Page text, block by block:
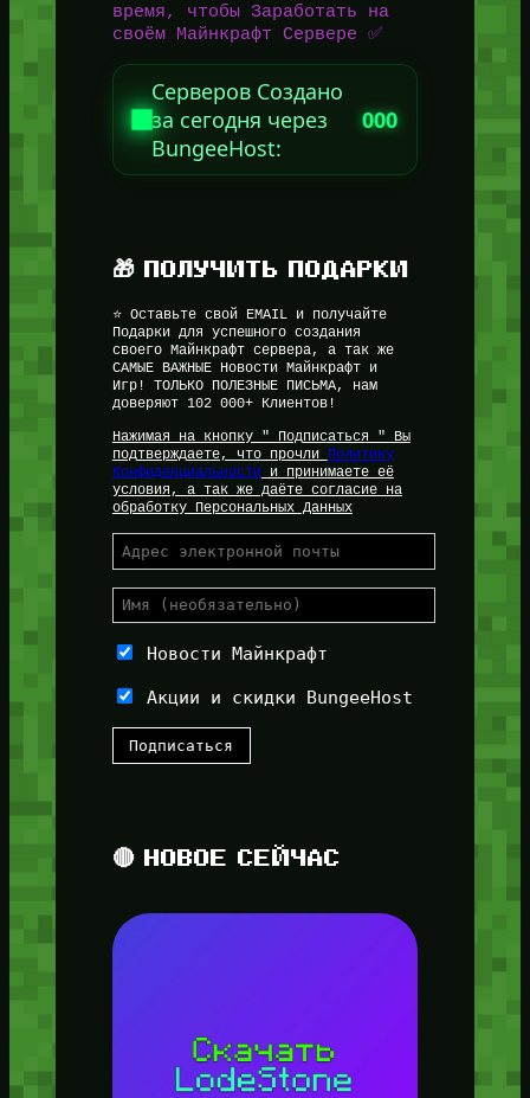
время, чтобы Заработать на
своём Майнкрафт Сервере ✅
Серверов Создано
за сегодня через
BungeeHost:
000
🎁 ПОЛУЧИТЬ ПОДАРКИ
⭐ Оставьте свой EMAIL и получайте
Подарки для успешного создания
своего Майнкрафт сервера, а так же
САМЫЕ ВАЖНЫЕ Новости Майнкрафт и
Игр! ТОЛЬКО ПОЛЕЗНЫЕ ПИСЬМА, нам
доверяют 102 000+ Клиентов!
Нажимая на кнопку " Подписаться " Вы
подтверждаете, что прочли Политику
Конфиденциальностии принимаете её
условия, а так же даёте согласие на
обработку Персональных Данных
Новости Майнкрафт
Акции и скидки BungeeHost
🔴 НОВОЕ СЕЙЧАС